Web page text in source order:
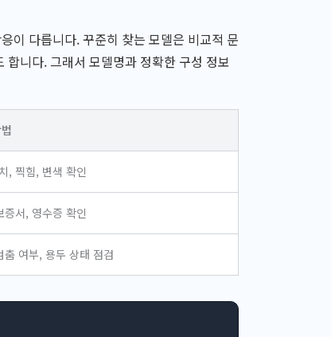
이 다릅니다. 꾸준히 찾는 모델은 비교적 문
니다. 그래서 모델명과 정확한 구성 정보
, 찍힘, 변색 확인
증서, 영수증 확인
춤 여부, 용두 상태 점검